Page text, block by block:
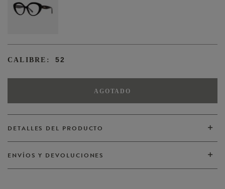
CALIBRE: 52
AGOTADO
DETALLES DEL PRODUCTO
ENVÍOS Y DEVOLUCIONES